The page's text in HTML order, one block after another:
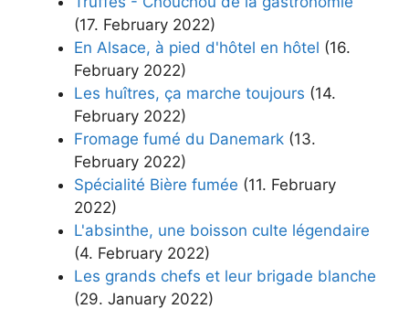
(17. February 2022)
En Alsace, à pied d'hôtel en hôtel (16.
February 2022)
Les huîtres, ça marche toujours (14.
February 2022)
Fromage fumé du Danemark (13.
February 2022)
Spécialité Bière fumée (11. February
2022)
L'absinthe, une boisson culte légendaire
(4. February 2022)
Les grands chefs et leur brigade blanche
(29. January 2022)